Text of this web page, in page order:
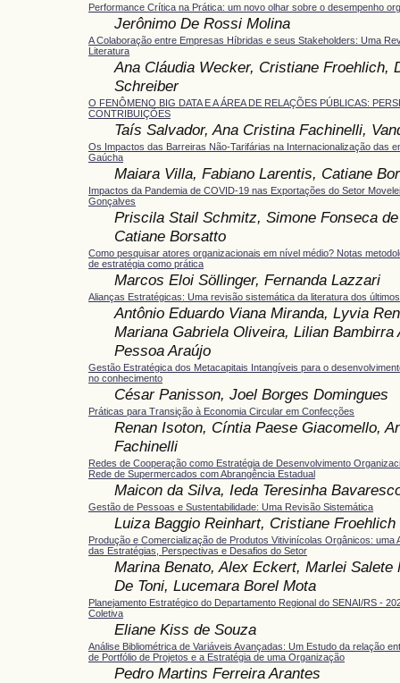
Performance Crítica na Prática: um novo olhar sobre o desempenho
Jerônimo De Rossi Molina
A Colaboração entre Empresas Híbridas e seus Stakeholders: Uma
Literatura
Ana Cláudia Wecker, Cristiane Froehlich,
Schreiber
O FENÔMENO BIG DATA E A ÁREA DE RELAÇÕES PÚBLICAS:
CONTRIBUIÇÕES
Taís Salvador, ‪Ana Cristina Fachinelli,
Os Impactos das Barreiras Não-Tarifárias na Internacionalização das
Gaúcha
Maiara Villa, Fabiano Larentis, Catiane
Impactos da Pandemia de COVID-19 nas Exportações do Setor
Gonçalves
Priscila Stail Schmitz, Simone Fonseca
Catiane Borsatto
Como pesquisar atores organizacionais em nível médio? Notas
de estratégia como prática
Marcos Eloi Söllinger, Fernanda Lazzari
Alianças Estratégicas: Uma revisão sistemática da literatura dos
Antônio Eduardo Viana Miranda, Lyvia
Mariana Gabriela Oliveira, Lilian Bambirra
Pessoa Araújo
Gestão Estratégica dos Metacapitais Intangíveis para o
no conhecimento
César Panisson, Joel Borges Domingues
Práticas para Transição à Economia Circular em Confecções
Renan Isoton, Cíntia Paese Giacomello,
Fachinelli
Redes de Cooperação como Estratégia de Desenvolvimento
Rede de Supermercados com Abrangência Estadual
Maicon da Silva, Ieda Teresinha
Gestão de Pessoas e Sustentabilidade: Uma Revisão Sistemática
Luiza Baggio Reinhart, Cristiane Froehlich
Produção e Comercialização de Produtos Vitivinícolas Orgânicos: uma
das Estratégias, Perspectivas e Desafios do Setor
Marina Benato, Alex Eckert, Marlei Salete
De Toni, Lucemara Borel Mota
Planejamento Estratégico do Departamento Regional do SENAI/RS -
Coletiva
Eliane Kiss de Souza
Análise Bibliométrica de Variáveis Avançadas: Um Estudo da relação
de Portfólio de Projetos e a Estratégia de uma Organização
Pedro Martins Ferreira Arantes